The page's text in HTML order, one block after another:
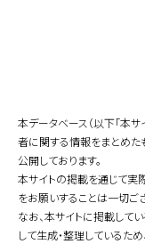
本データベース（以下「本
者に関する情報をまとめた
公開しております。
本サイトの掲載を通じて実
をお願いすることは一切ご
なお、本サイトに掲載して
して生成・整理しているた